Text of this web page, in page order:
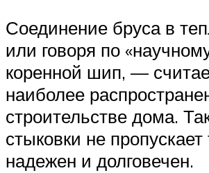
Соединение бруса в
или говоря по
коренной шип, —
наиболее
строительстве дома.
стыковки не пропускает
надежен и долговечен.